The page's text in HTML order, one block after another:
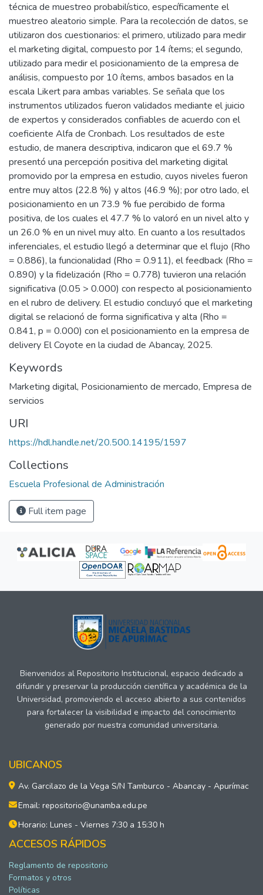
técnica de muestreo probabilístico, específicamente el
muestreo aleatorio simple. Para la recolección de datos, se
utilizaron dos cuestionarios: el primero, utilizado para medir
el marketing digital, compuesto por 14 ítems; el segundo,
utilizado para medir el posicionamiento de la empresa de
análisis, compuesto por 10 ítems, ambos basados en la
escala Likert para ambas variables. Se señala que los
instrumentos utilizados fueron validados mediante el juicio
de expertos y considerados confiables de acuerdo con el
coeficiente Alfa de Cronbach. Los resultados de este
estudio, de manera descriptiva, indicaron que el 69.7 %
presentó una percepción positiva del marketing digital
promovido por la empresa en estudio, cuyos niveles fueron
entre muy altos (22.8 %) y altos (46.9 %); por otro lado, el
posicionamiento en un 73.9 % fue percibido de forma
positiva, de los cuales el 47.7 % lo valoró en un nivel alto y
un 26.0 % en un nivel muy alto. En cuanto a los resultados
inferenciales, el estudio llegó a determinar que el flujo (Rho
= 0.886), la funcionalidad (Rho = 0.911), el feedback (Rho =
0.890) y la fidelización (Rho = 0.778) tuvieron una relación
significativa (0.05 > 0.000) con respecto al posicionamiento
en el rubro de delivery. El estudio concluyó que el marketing
digital se relacionó de forma significativa y alta (Rho =
0.841, p = 0.000) con el posicionamiento en la empresa de
delivery El Coyote en la ciudad de Abancay, 2025.
Keywords
Marketing digital, Posicionamiento de mercado, Empresa de
servicios
URI
https://hdl.handle.net/20.500.14195/1597
Collections
Escuela Profesional de Administración
Full item page
Bienvenidos al Repositorio Institucional, espacio dedicado a
difundir y preservar la producción científica y académica de la
Universidad, promoviendo el acceso abierto a sus contenidos
para fortalecer la visibilidad e impacto del conocimiento
generado por nuestra comunidad universitaria.
UBICANOS
Av. Garcilazo de la Vega S/N Tamburco - Abancay - Apurímac
Email: repositorio@unamba.edu.pe
Horario: Lunes - Viernes 7:30 a 15:30 h
ACCESOS RÁPIDOS
Reglamento de repositorio
Formatos y otros
Políticas